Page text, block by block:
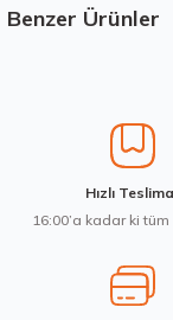
Görüş ve önerileriniz
Ürün bilgilerinde
Ürün fiyatı diğer
Bu ürüne benzer
Benzer Ürünler
Waterfall 215/50R17
Hızlı
16:00’a kadar ki